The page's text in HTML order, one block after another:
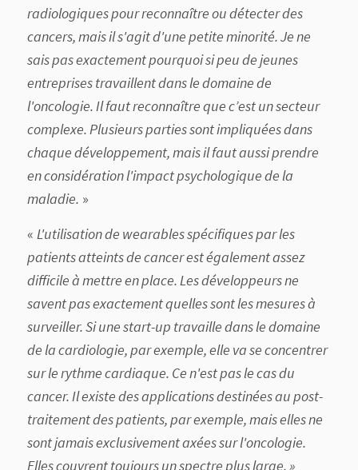
radiologiques pour reconnaître ou détecter des
cancers, mais il s'agit d'une petite minorité. Je ne
sais pas exactement pourquoi si peu de jeunes
entreprises travaillent dans le domaine de
l'oncologie. Il faut reconnaître que c’est un secteur
complexe. Plusieurs parties sont impliquées dans
chaque développement, mais il faut aussi prendre
en considération l'impact psychologique de la
maladie. »
« L'utilisation de wearables spécifiques par les
patients atteints de cancer est également assez
difficile à mettre en place. Les développeurs ne
savent pas exactement quelles sont les mesures à
surveiller. Si une start-up travaille dans le domaine
de la cardiologie, par exemple, elle va se concentrer
sur le rythme cardiaque. Ce n'est pas le cas du
cancer. Il existe des applications destinées au post-
traitement des patients, par exemple, mais elles ne
sont jamais exclusivement axées sur l'oncologie.
Elles couvrent toujours un spectre plus large. »